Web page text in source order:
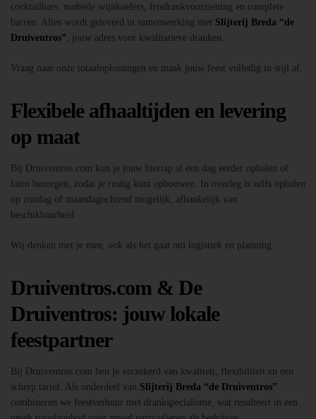
cocktailbars, mobiele wijnkoelers, frisdrankvoorziening en complete
barren. Alles wordt geleverd in samenwerking met Slijterij Breda “de
Druiventros” , jouw adres voor kwalitatieve dranken.
Vraag naar onze totaaloplossingen en maak jouw feest volledig in stijl af.
Flexibele afhaaltijden en levering
op maat
Bij Druiventros.com kun je jouw biertap al een dag eerder ophalen of
laten bezorgen, zodat je rustig kunt opbouwen. In overleg is zelfs ophalen
op zondag of maandagochtend mogelijk, afhankelijk van
beschikbaarheid.
Wij denken met je mee, ook als het gaat om logistiek en planning.
Druiventros.com & De
Druiventros: jouw lokale
feestpartner
Bij Druiventros.com ben je verzekerd van kwaliteit, flexibiliteit en een
scherp tarief. Als onderdeel van Slijterij Breda “de Druiventros”
combineren we feestverhuur met drankspecialisme, wat resulteert in een